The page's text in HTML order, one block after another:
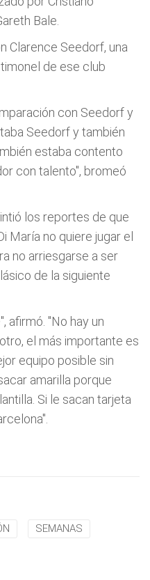
Bale.
Clarence Seedorf, una
de ese club
con Seedorf y
Seedorf y también
estaba contento
con talento", bromeó
los reportes de que
María no quiere jugar el
no arriesgarse a ser
de la siguiente
afirmó. "No hay un
el más importante es
equipo posible sin
amarilla porque
Si le sacan tarjeta
SEMANAS